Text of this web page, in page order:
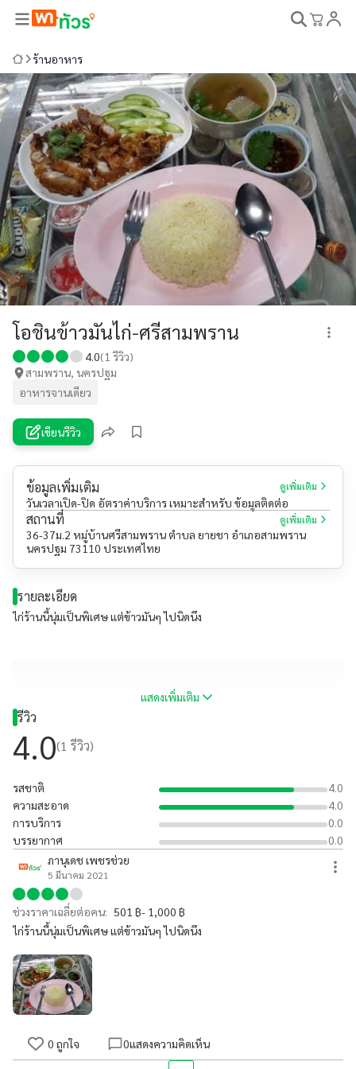
ร้านอาหาร
โอชินข้าวมันไก่-ศรีสามพราน
4.0(1 รีวิว)
สามพราน, นครปฐม
อาหารจานเดียว
เขียนรีวิว
ข้อมูลเพิ่มเติม ดูเพิ่มเติม
วันเวลาเปิด-ปิด อัตราค่าบริการ เหมาะสำหรับ ข้อมูลติดต่อ
สถานที่ ดูเพิ่มเติม
36-37ม.2 หมู่บ้านศรีสามพราน ตำบล ยายชา อำเภอสามพราน
นครปฐม 73110 ประเทศไทย
รายละเอียด
ไก่ร้านนี้นุ่มเป็นพิเศษ แต่ข้าวมันๆ ไปนิดนึง
แสดงเพิ่มเติม
รีวิว
4.0(1 รีวิว)
รสชาติ
4.0
ความสะอาด
4.0
การบริการ
0.0
บรรยากาศ
0.0
ภานุเดช เพชรช่วย
5 มีนาคม 2021
ช่วงราคาเฉลี่ยต่อคน: 501 ฿- 1,000 ฿
ไก่ร้านนี้นุ่มเป็นพิเศษ แต่ข้าวมันๆ ไปนิดนึง
0 ถูกใจ 0แสดงความคิดเห็น